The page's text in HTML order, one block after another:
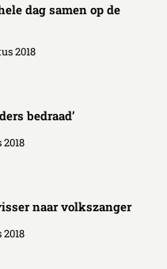
dag samen op de
2018
bedraad’
naar volkszanger